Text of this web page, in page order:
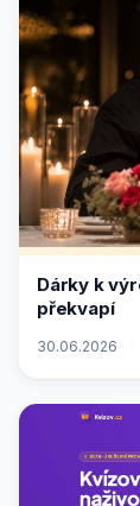
Dárky k
překvapí
30.06.2026